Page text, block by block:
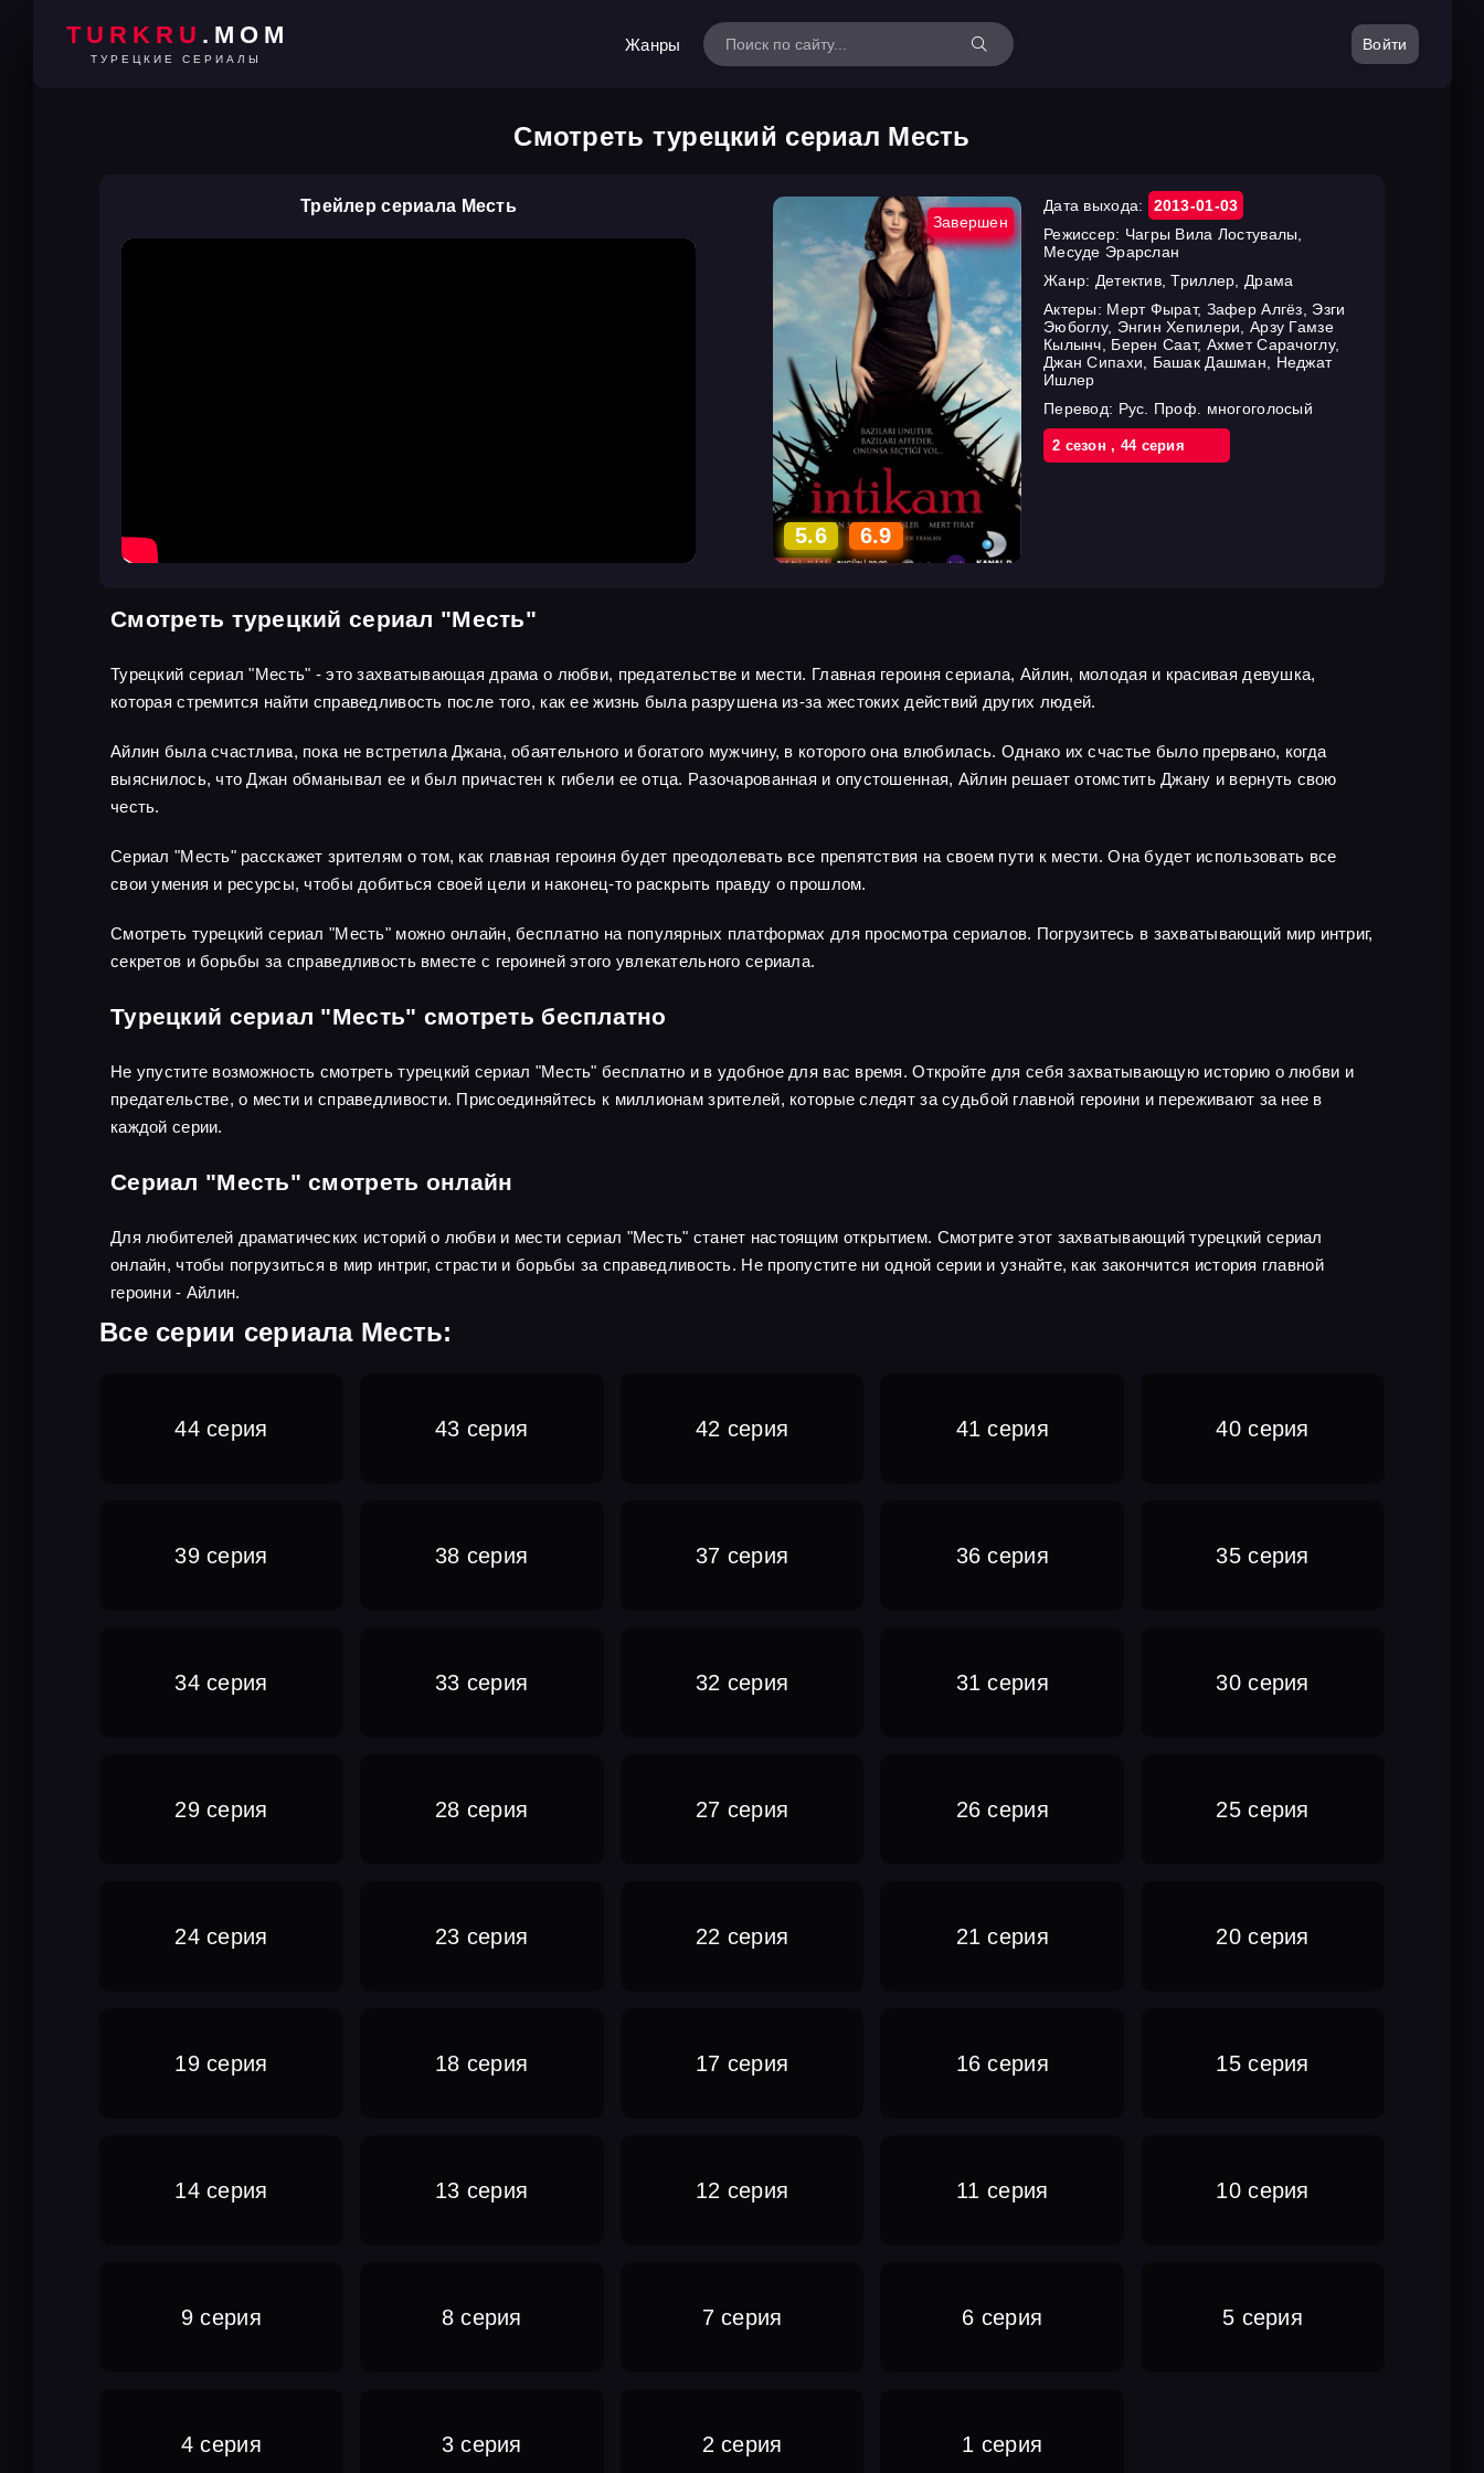
TURKRU .MOM
ТУРЕЦКИЕ СЕРИАЛЫ
Жанры Войти
Смотреть турецкий сериал Месть
Трейлер сериала Месть
Завершен
5.6 6.9
Дата выхода:
2013-01-03
Режиссер: Чагры Вила Лостувалы,
Месуде Эрарслан
Жанр: Детектив, Триллер, Драма
Актеры: Мерт Фырат, Зафер Алгёз, Эзги
Эюбоглу, Энгин Хепилери, Арзу Гамзе
Кылынч, Берен Саат, Ахмет Сарачоглу,
Джан Сипахи, Башак Дашман, Неджат
Ишлер
Перевод: Рус. Проф. многоголосый
2 cезон, 44 cерия
Смотреть турецкий сериал "Месть"
Турецкий сериал "Месть" - это захватывающая драма о любви, предательстве и мести. Главная героиня сериала, Айлин, молодая и красивая девушка,
которая стремится найти справедливость после того, как ее жизнь была разрушена из-за жестоких действий других людей.
Айлин была счастлива, пока не встретила Джана, обаятельного и богатого мужчину, в которого она влюбилась. Однако их счастье было прервано, когда
выяснилось, что Джан обманывал ее и был причастен к гибели ее отца. Разочарованная и опустошенная, Айлин решает отомстить Джану и вернуть свою
честь.
Сериал "Месть" расскажет зрителям о том, как главная героиня будет преодолевать все препятствия на своем пути к мести. Она будет использовать все
свои умения и ресурсы, чтобы добиться своей цели и наконец-то раскрыть правду о прошлом.
Смотреть турецкий сериал "Месть" можно онлайн, бесплатно на популярных платформах для просмотра сериалов. Погрузитесь в захватывающий мир интриг,
секретов и борьбы за справедливость вместе с героиней этого увлекательного сериала.
Турецкий сериал "Месть" смотреть бесплатно
Не упустите возможность смотреть турецкий сериал "Месть" бесплатно и в удобное для вас время. Откройте для себя захватывающую историю о любви и
предательстве, о мести и справедливости. Присоединяйтесь к миллионам зрителей, которые следят за судьбой главной героини и переживают за нее в
каждой серии.
Сериал "Месть" смотреть онлайн
Для любителей драматических историй о любви и мести сериал "Месть" станет настоящим открытием. Смотрите этот захватывающий турецкий сериал
онлайн, чтобы погрузиться в мир интриг, страсти и борьбы за справедливость. Не пропустите ни одной серии и узнайте, как закончится история главной
героини - Айлин.
Все серии сериала Месть:
44 серия 43 серия 42 серия 41 серия 40 серия
39 серия 38 серия 37 серия 36 серия 35 серия
34 серия 33 серия 32 серия 31 серия 30 серия
29 серия 28 серия 27 серия 26 серия 25 серия
24 серия 23 серия 22 серия 21 серия 20 серия
19 серия 18 серия 17 серия 16 серия 15 серия
14 серия 13 серия 12 серия 11 серия 10 серия
9 серия 8 серия 7 серия 6 серия 5 серия
4 серия 3 серия 2 серия 1 серия